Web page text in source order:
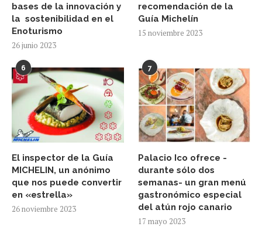
bases de la innovación y
la sostenibilidad en el
Enoturismo
26 junio 2023
recomendación de la
Guía Michelín
15 noviembre 2023
6
El inspector de la Guía
MICHELIN, un anónimo
que nos puede convertir
en «estrella»
26 noviembre 2023
7
Palacio Ico ofrece -
durante sólo dos
semanas- un gran menú
gastronómico especial
del atún rojo canario
17 mayo 2023